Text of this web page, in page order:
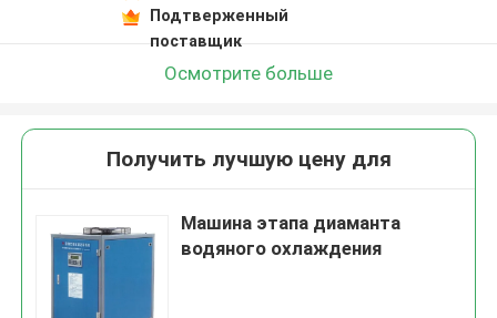
Подтверженный
поставщик
Осмотрите больше
Получить лучшую цену для
Машина этапа диаманта
водяного охлаждения